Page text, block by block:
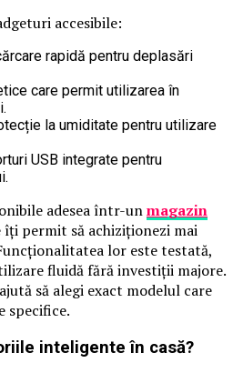
accesibile:
rapidă pentru deplasări
care permit utilizarea în
la umiditate pentru utilizare
USB integrate pentru
adesea într-unmagazin
permit să achiziționezi mai
lor este testată,
fluidă fără investiții majore.
să alegi exact modelul care
specifice.
inteligente în casă?